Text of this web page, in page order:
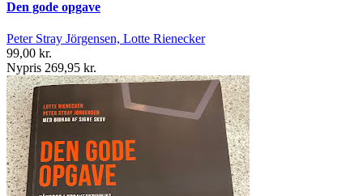
Den gode opgave
Peter Stray Jörgensen, Lotte Rienecker
99,00 kr.
Nypris 269,95 kr.